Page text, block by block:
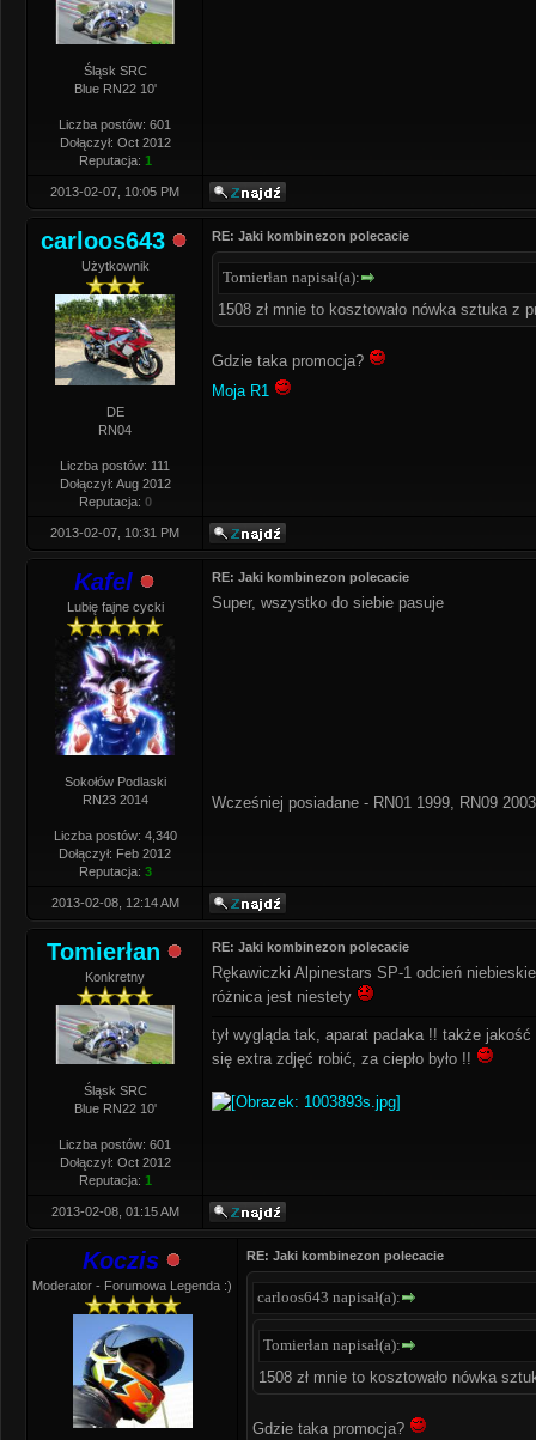
Śląsk SRC
Blue RN22 10'
Liczba postów: 601
Dołączył: Oct 2012
Reputacja: 1
2013-02-07, 10:05 PM
carloos643
Użytkownik
DE
RN04
Liczba postów: 111
Dołączył: Aug 2012
Reputacja: 0
RE: Jaki kombinezon polecacie
Tomierłan napisał(a):
1508 zł mnie to kosztowało nówka sztuka z
Gdzie taka promocja?
Moja R1
2013-02-07, 10:31 PM
Kafel
Lubię fajne cycki
Sokołów Podlaski
RN23 2014
Liczba postów: 4,340
Dołączył: Feb 2012
Reputacja: 3
RE: Jaki kombinezon polecacie
Super, wszystko do siebie pasuje
Wcześniej posiadane - RN01 1999, RN09
2013-02-08, 12:14 AM
Tomierłan
Konkretny
Śląsk SRC
Blue RN22 10'
Liczba postów: 601
Dołączył: Oct 2012
Reputacja: 1
RE: Jaki kombinezon polecacie
Rękawiczki Alpinestars SP-1 odcień
różnica jest niestety
tył wygląda tak, aparat padaka !! także jakość
się extra zdjęć robić, za ciepło było !!
2013-02-08, 01:15 AM
Koczis
Moderator - Forumowa Legenda :)
RE: Jaki kombinezon polecacie
carloos643 napisał(a):
Tomierłan napisał(a):
1508 zł mnie to kosztowało nówka
Gdzie taka promocja?